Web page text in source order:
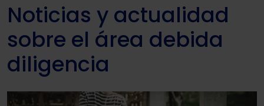
Noticias y actualidad
sobre el área debida
diligencia